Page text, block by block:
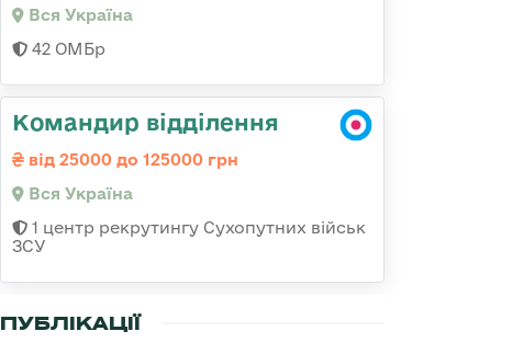
Вся Україна
42 ОМБр
Командир відділення
від 25000 до 125000 грн
Вся Україна
1 центр рекрутингу Сухопутних військ
ЗСУ
ПУБЛІКАЦІЇ